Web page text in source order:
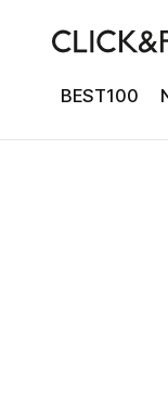
BEST100
완성도
특스트라이프